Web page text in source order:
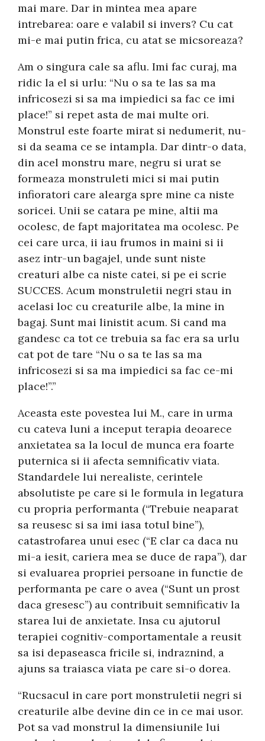
mai mare. Dar in mintea mea apare
intrebarea: oare e valabil si invers? Cu cat
mi-e mai putin frica, cu atat se micsoreaza?
Am o singura cale sa aflu. Imi fac curaj, ma
ridic la el si urlu: “Nu o sa te las sa ma
infricosezi si sa ma impiedici sa fac ce imi
place!” si repet asta de mai multe ori.
Monstrul este foarte mirat si nedumerit, nu-
si da seama ce se intampla. Dar dintr-o data,
din acel monstru mare, negru si urat se
formeaza monstruleti mici si mai putin
infioratori care alearga spre mine ca niste
soricei. Unii se catara pe mine, altii ma
ocolesc, de fapt majoritatea ma ocolesc. Pe
cei care urca, ii iau frumos in maini si ii
asez intr-un bagajel, unde sunt niste
creaturi albe ca niste catei, si pe ei scrie
SUCCES. Acum monstruletii negri stau in
acelasi loc cu creaturile albe, la mine in
bagaj. Sunt mai linistit acum. Si cand ma
gandesc ca tot ce trebuia sa fac era sa urlu
cat pot de tare “Nu o sa te las sa ma
infricosezi si sa ma impiedici sa fac ce-mi
place!”.”
Aceasta este povestea lui M., care in urma
cu cateva luni a inceput terapia deoarece
anxietatea sa la locul de munca era foarte
puternica si ii afecta semnificativ viata.
Standardele lui nerealiste, cerintele
absolutiste pe care si le formula in legatura
cu propria performanta (“Trebuie neaparat
sa reusesc si sa imi iasa totul bine”),
catastrofarea unui esec (“E clar ca daca nu
mi-a iesit, cariera mea se duce de rapa”), dar
si evaluarea propriei persoane in functie de
performanta pe care o avea (“Sunt un prost
daca gresesc”) au contribuit semnificativ la
starea lui de anxietate. Insa cu ajutorul
terapiei cognitiv-comportamentale a reusit
sa isi depaseasca fricile si, indraznind, a
ajuns sa traiasca viata pe care si-o dorea.
“Rucsacul in care port monstruletii negri si
creaturile albe devine din ce in ce mai usor.
Pot sa vad monstrul la dimensiunile lui